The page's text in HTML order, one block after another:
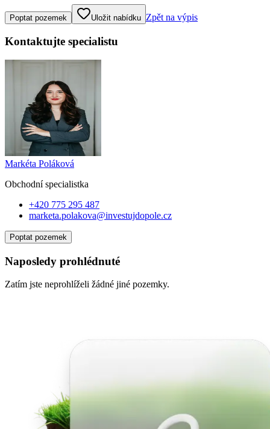
Klepněte nebo klikněte pro ovládání mapy
Poptat pozemek Uložit nabídku Zpět na výpis
Kontaktujte specialistu
Markéta Poláková
Obchodní specialistka
+420 775 295 487
marketa.polakova@investujdopole.cz
Poptat pozemek
Naposledy prohlédnuté
Zatím jste neprohlíželi žádné jiné pozemky.